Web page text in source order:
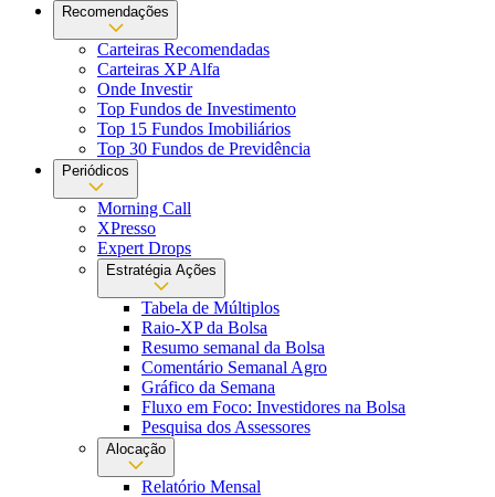
Recomendações
Carteiras Recomendadas
Carteiras XP Alfa
Onde Investir
Top Fundos de Investimento
Top 15 Fundos Imobiliários
Top 30 Fundos de Previdência
Periódicos
Morning Call
XPresso
Expert Drops
Estratégia Ações
Tabela de Múltiplos
Raio-XP da Bolsa
Resumo semanal da Bolsa
Comentário Semanal Agro
Gráfico da Semana
Fluxo em Foco: Investidores na Bolsa
Pesquisa dos Assessores
Alocação
Relatório Mensal